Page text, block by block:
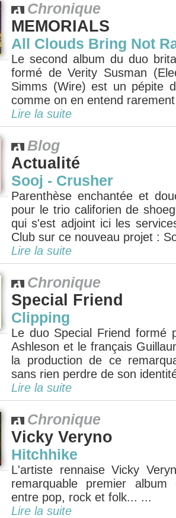
Chronique
MEMORIALS
All Clouds Bring Not
Le second album du duo
formé de Verity Susman
Simms (Wire) est un pépite
comme on en entend
Lire la suite
Blog
Actualité
Sooj - Crusher
Parenthèse enchantée et
pour le trio califorien de
qui s'est adjoint ici les
Club sur ce nouveau projet :
Lire la suite
Chronique
Special Friend
Clipping
Le duo Special Friend formé
Ashleson et le français
la production de ce
sans rien perdre de son
Lire la suite
Chronique
Vicky Veryno
Hitchhike
L'artiste rennaise Vicky
remarquable premier
entre pop, rock et folk... ...
Lire la suite